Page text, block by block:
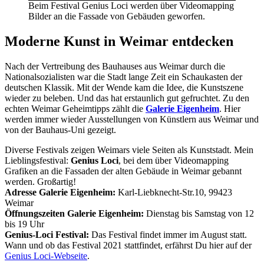
Beim Festival Genius Loci werden über Videomapping
Bilder an die Fassade von Gebäuden geworfen.
Moderne Kunst in Weimar entdecken
Nach der Vertreibung des Bauhauses aus Weimar durch die
Nationalsozialisten war die Stadt lange Zeit ein Schaukasten der
deutschen Klassik. Mit der Wende kam die Idee, die Kunstszene
wieder zu beleben. Und das hat erstaunlich gut gefruchtet. Zu den
echten Weimar Geheimtipps zählt die Galerie Eigenheim. Hier
werden immer wieder Ausstellungen von Künstlern aus Weimar und
von der Bauhaus-Uni gezeigt.
Diverse Festivals zeigen Weimars viele Seiten als Kunststadt. Mein
Lieblingsfestival: Genius Loci, bei dem über Videomapping
Grafiken an die Fassaden der alten Gebäude in Weimar gebannt
werden. Großartig!
Adresse Galerie Eigenheim: Karl-Liebknecht-Str.10, 99423
Weimar
Öffnungszeiten Galerie Eigenheim: Dienstag bis Samstag von 12
bis 19 Uhr
Genius-Loci Festival: Das Festival findet immer im August statt.
Wann und ob das Festival 2021 stattfindet, erfährst Du hier auf der
Genius Loci-Webseite.